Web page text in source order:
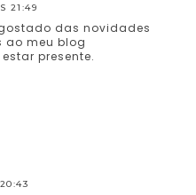
21:49
das novidades
ao meu blog
presente.